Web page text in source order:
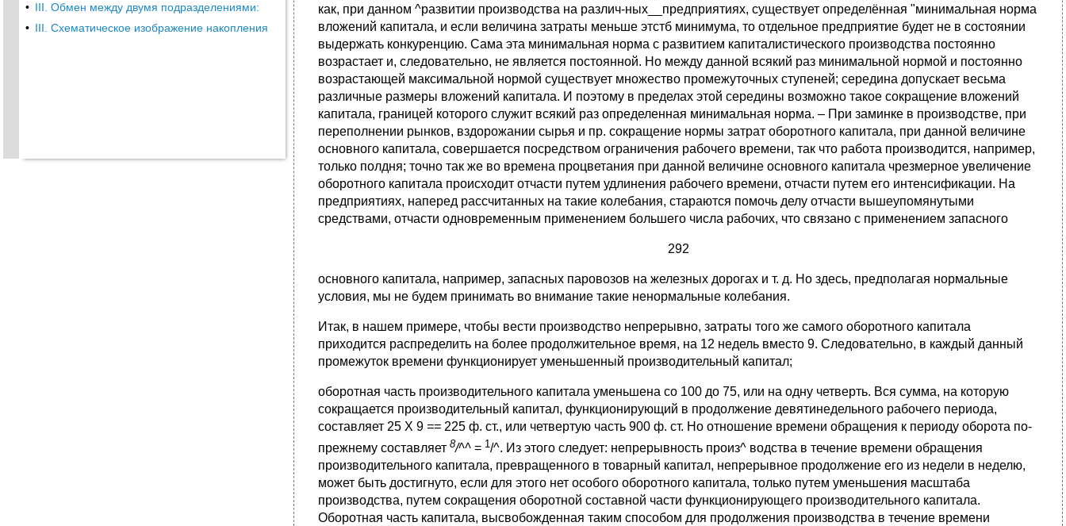
• III. Обмен между двумя подразделениями:
• III. Схематическое изображение накопления
как, при данном ^развитии производства на различ-ных__предприятиях, существует определённая "минимальная норма
вложений капитала, и если величина затраты меньше этстб минимума, то отдельное предприятие будет не в состоянии
выдержать конкуренцию. Сама эта минимальная норма с развитием капиталистического производства постоянно
возрастает и, следовательно, не является постоянной. Но между данной всякий раз минимальной нормой и постоянно
возрастающей максимальной нормой существует множество промежуточных ступеней; середина допускает весьма
различные размеры вложений капитала. И поэтому в пределах этой середины возможно такое сокращение вложений
капитала, границей которого служит всякий раз определенная минимальная норма. – При заминке в производстве, при
переполнении рынков, вздорожании сырья и пр. сокращение нормы затрат оборотного капитала, при данной величине
основного капитала, совершается посредством ограничения рабочего времени, так что работа производится, например,
только полдня; точно так же во времена процветания при данной величине основного капитала чрезмерное увеличение
оборотного капитала происходит отчасти путем удлинения рабочего времени, отчасти путем его интенсификации. На
предприятиях, наперед рассчитанных на такие колебания, стараются помочь делу отчасти вышеупомянутыми
средствами, отчасти одновременным применением большего числа рабочих, что связано с применением запасного
292
основного капитала, например, запасных паровозов на железных дорогах и т. д. Но здесь, предполагая нормальные
условия, мы не будем принимать во внимание такие ненормальные колебания.
Итак, в нашем примере, чтобы вести производство непрерывно, затраты того же самого оборотного капитала
приходится распределить на более продолжительное время, на 12 недель вместо 9. Следовательно, в каждый данный
промежуток времени функционирует уменьшенный производительный капитал;
оборотная часть производительного капитала уменьшена со 100 до 75, или на одну четверть. Вся сумма, на которую
сокращается производительный капитал, функционирующий в продолжение девятинедельного рабочего периода,
составляет 25 Х 9 == 225 ф. ст., или четвертую часть 900 ф. ст. Но отношение времени обращения к периоду оборота по-
прежнему составляет 8/^^ = 1/^. Из этого следует: непрерывность произ^ водства в течение времени обращения
производительного капитала, превращенного в товарный капитал, непрерывное продолжение его из недели в неделю,
может быть достигнуто, если для этого нет особого оборотного капитала, только путем уменьшения масштаба
производства, путем сокращения оборотной составной части функционирующего производительного капитала.
Оборотная часть капитала, высвобожденная таким способом для продолжения производства в течение времени